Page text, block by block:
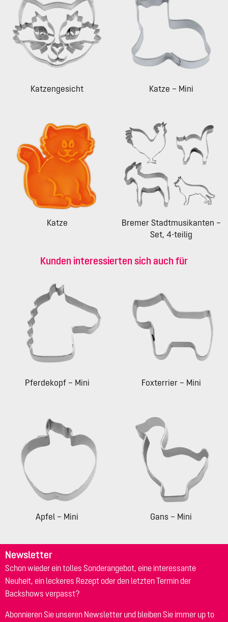
Katzengesicht Katze – Mini
Katze
Bremer Stadtmusikanten –
Set, 4-teilig
Kunden interessierten sich auch für
Pferdekopf – Mini Foxterrier – Mini
Apfel – Mini Gans – Mini
Newsletter
Schon wieder ein tolles Sonderangebot, eine interessante
Neuheit, ein leckeres Rezept oder den letzten Termin der
Backshows verpasst?
Abonnieren Sie unseren Newsletter und bleiben Sie immer up to